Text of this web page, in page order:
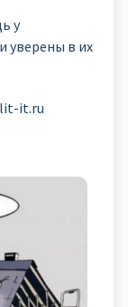
у
уверены в их
it.ru